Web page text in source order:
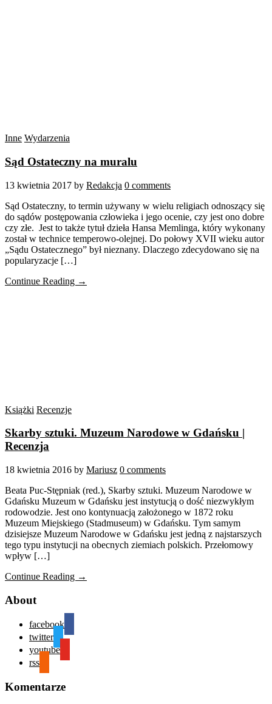
Inne Wydarzenia
Sąd Ostateczny na muralu
13 kwietnia 2017 by Redakcja 0 comments
Sąd Ostateczny, to termin używany w wielu religiach odnoszący się
do sądów postępowania człowieka i jego ocenie, czy jest ono dobre
czy złe. Jest to także tytuł dzieła Hansa Memlinga, który wykonany
został w technice temperowo-olejnej. Do połowy XVII wieku autor
„Sądu Ostatecznego” był nieznany. Dlaczego zdecydowano się na
popularyzacje […]
Continue Reading →
Książki Recenzje
Skarby sztuki. Muzeum Narodowe w Gdańsku |
Recenzja
18 kwietnia 2016 by Mariusz 0 comments
Beata Puc-Stępniak (red.), Skarby sztuki. Muzeum Narodowe w
Gdańsku Muzeum w Gdańsku jest instytucją o dość niezwykłym
rodowodzie. Jest ono kontynuacją założonego w 1872 roku
Muzeum Miejskiego (Stadmuseum) w Gdańsku. Tym samym
dzisiejsze Muzeum Narodowe w Gdańsku jest jedną z najstarszych
tego typu instytucji na obecnych ziemiach polskich. Przełomowy
wpływ […]
Continue Reading →
About
facebook
twitter
youtube
rss
Komentarze